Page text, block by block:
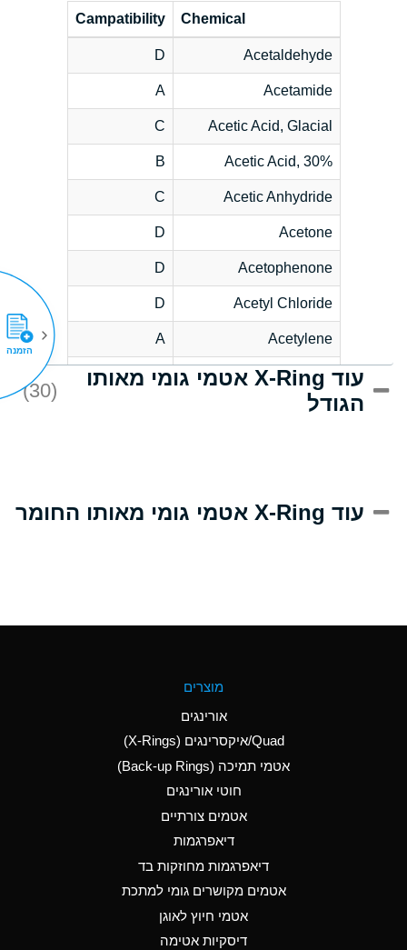
Chemical
Campatibility
Acetaldehyde
D
Acetamide
A
Acetic Acid, Glacial
C
Acetic Acid, 30%
B
Acetic Anhydride
C
Acetone
D
Acetophenone
D
Acetyl Chloride
D
Acetylene
A
Acrlylonitrile
D
Adipic Acid
(Aqueous)
Aluminum Nitrate
(Aqueous)
Aluminum Phosphate
Ammonia Anhydrous
B
Ammonia Gas (cold)
A
עוד X-Ring אטמי גומי מאותו
הגודל
(30)
עוד X-Ring אטמי גומי מאותו החומר
מוצרים
אורינגים
Quad/איקסרינגים (X-Rings)
אטמי תמיכה (Back-up Rings)
חוטי אורינגים
אטמים צורתיים
דיאפרגמות
דיאפרגמות מחוזקות בד
אטמים מקושרים גומי למתכת
אטמי חיוץ לאוגן
דיסקיות אטימה
הזמנה